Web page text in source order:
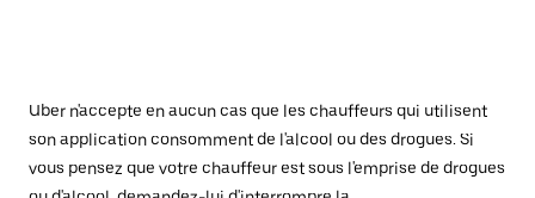
Uber n'accepte en aucun cas que les chauffeurs qui utilisent
son application consomment de l'alcool ou des drogues. Si
vous pensez que votre chauffeur est sous l'emprise de drogues